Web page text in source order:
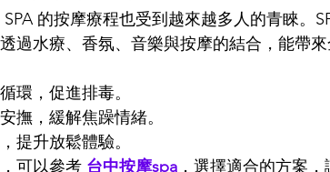
的按摩療程也受到越來越多人的青睞。
過水療、香氛、音樂與按摩的結合，能帶來
環，促進排毒。
撫，緩解焦躁情緒。
提升放鬆體驗。
可以參考 台中按摩spa ，選擇適合的方案